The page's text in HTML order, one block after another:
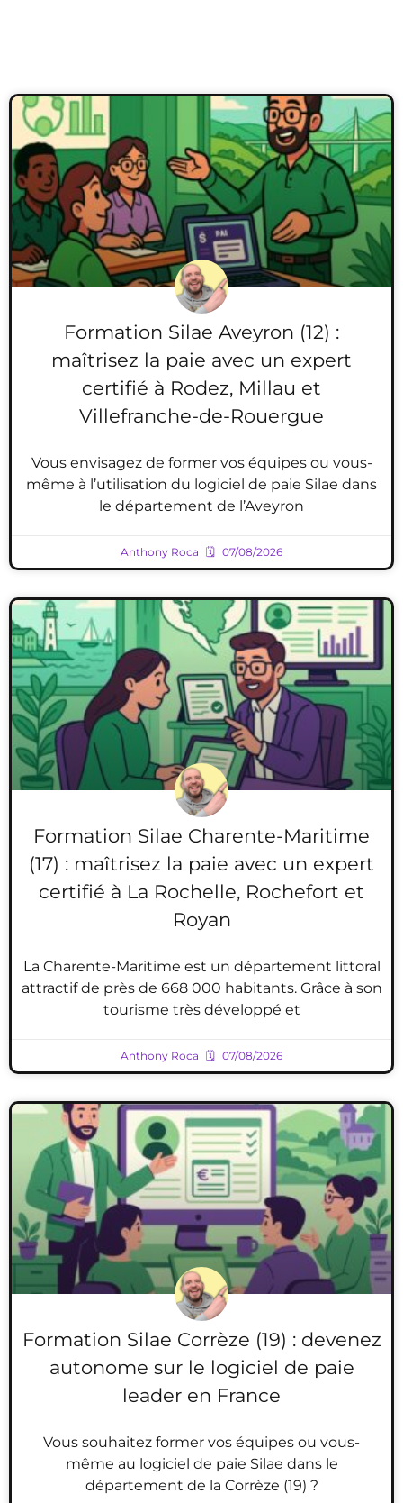
Formation Silae Aveyron (12) :
maîtrisez la paie avec un expert
certifié à Rodez, Millau et
Villefranche-de-Rouergue
Vous envisagez de former vos équipes ou vous-
même à l’utilisation du logiciel de paie Silae dans
le département de l’Aveyron
Anthony Roca 07/08/2026
Formation Silae Charente-Maritime
(17) : maîtrisez la paie avec un expert
certifié à La Rochelle, Rochefort et
Royan
La Charente-Maritime est un département littoral
attractif de près de 668 000 habitants. Grâce à son
tourisme très développé et
Anthony Roca 07/08/2026
Formation Silae Corrèze (19) : devenez
autonome sur le logiciel de paie
leader en France
Vous souhaitez former vos équipes ou vous-
même au logiciel de paie Silae dans le
département de la Corrèze (19) ?